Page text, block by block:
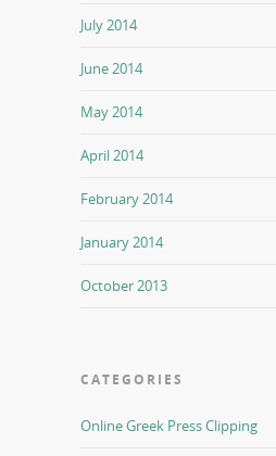
July 2014
June 2014
May 2014
April 2014
February 2014
January 2014
October 2013
CATEGORIES
Online Greek Press Clipping